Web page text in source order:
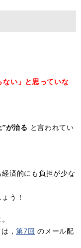
い」と思っていな
が治る と言われてい
済的にも負担が少な
う！
，第7回 のメール配